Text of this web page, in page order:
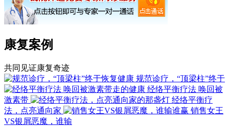
康复案例
共同见证康复奇迹
规范诊疗，“顶梁柱”终于
经络平衡疗法 唤回被
激素带
经络平衡疗
法，点亮通向家
销售女王
VS银屑恶魔，谁输